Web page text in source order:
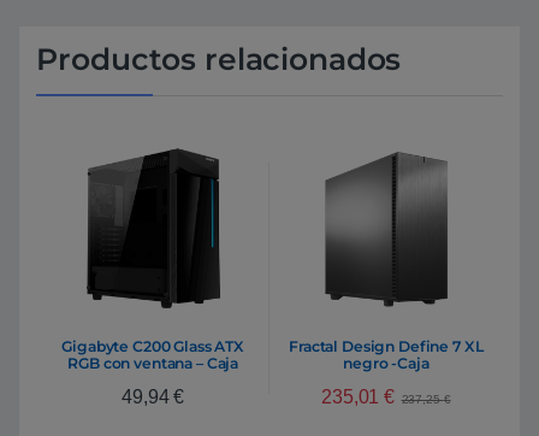
Productos relacionados
Gigabyte C200 Glass ATX
RGB con ventana – Caja
49,94€
Fractal Design Define 7 XL
negro -Caja
235,01€ 237,25€